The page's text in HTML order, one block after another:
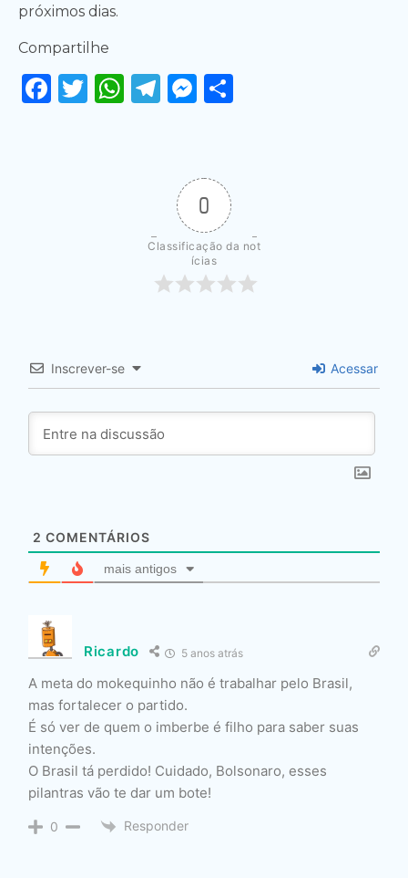
próximos dias.
Compartilhe
Facebook
Twitter
WhatsApp
Telegram
Messenger
0
Classificação da not
ícias
Inscrever-se Acessar
2 COMENTÁRIOS
mais antigos
Ricardo 5 anos atrás
A meta do mokequinho não é trabalhar pelo Brasil,
mas fortalecer o partido.
É só ver de quem o imberbe é filho para saber suas
intenções.
O Brasil tá perdido! Cuidado, Bolsonaro, esses
pilantras vão te dar um bote!
0 Responder